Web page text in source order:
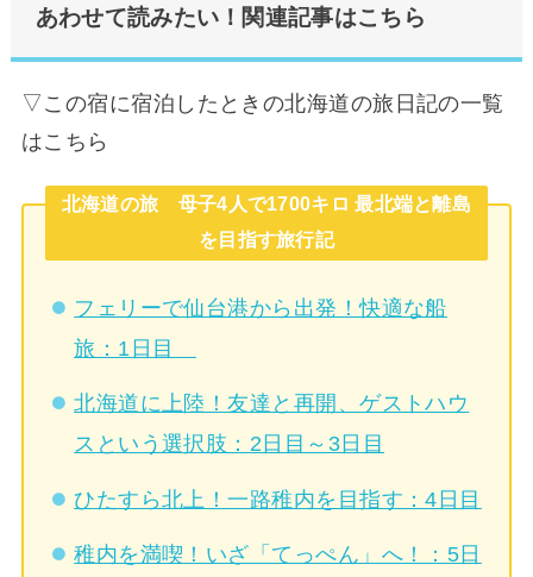
あわせて読みたい！関連記事はこちら
▽この宿に宿泊したときの北海道の旅日記の一覧
はこちら
北海道の旅 母子4人で1700キロ 最北端と離島
を目指す旅行記
フェリーで仙台港から出発！快適な船
旅：1日目
北海道に上陸！友達と再開、ゲストハウ
スという選択肢：2日目～3日目
ひたすら北上！一路稚内を目指す：4日目
稚内を満喫！いざ「てっぺん」へ！：5日